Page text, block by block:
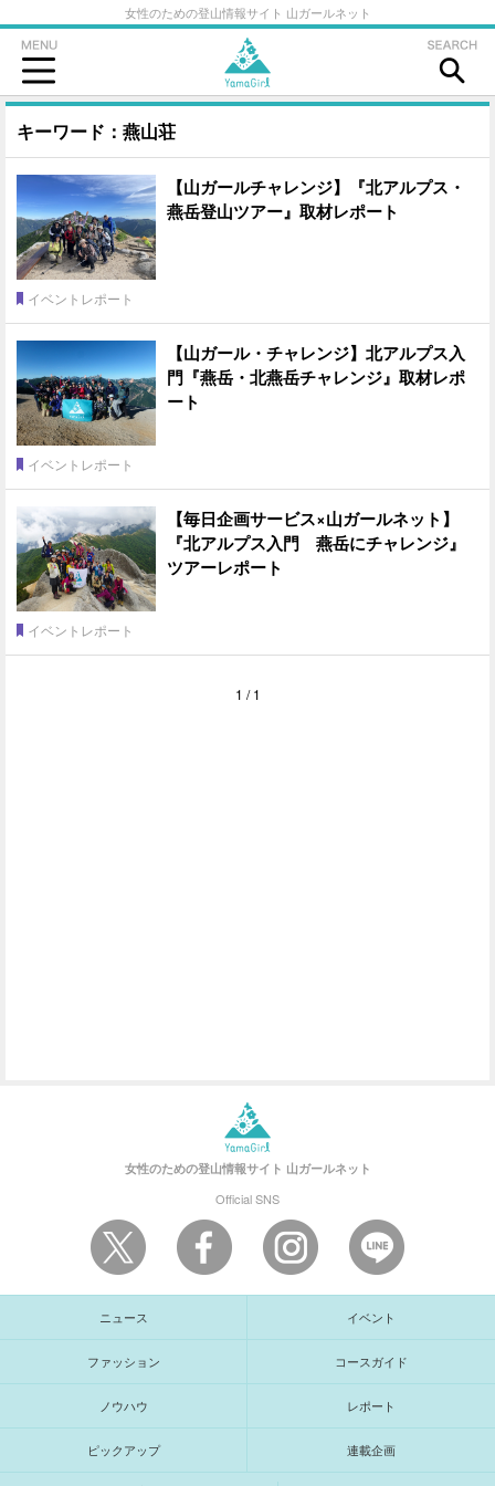
女性のための登山情報サイト 山ガールネット
キーワード：燕山荘
【山ガールチャレンジ】『北アルプス・
燕岳登山ツアー』取材レポート
イベントレポート
【山ガール・チャレンジ】北アルプス入
門『燕岳・北燕岳チャレンジ』取材レポ
ート
イベントレポート
【毎日企画サービス×山ガールネット】
『北アルプス入門 燕岳にチャレンジ』
ツアーレポート
イベントレポート
1 / 1
女性のための登山情報サイト 山ガールネット
Official SNS
ニュース イベント
ファッション コースガイド
ノウハウ レポート
ピックアップ 連載企画